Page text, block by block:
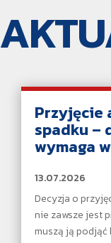
Przyjęcie
spadku –
wymaga
13.07.2026
Decyzja o
nie zawsze jest
muszą ją podjąć